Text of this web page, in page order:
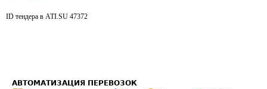
ID тендера в ATI.SU 47372
АВТОМАТИЗАЦИЯ ПЕРЕВОЗОК